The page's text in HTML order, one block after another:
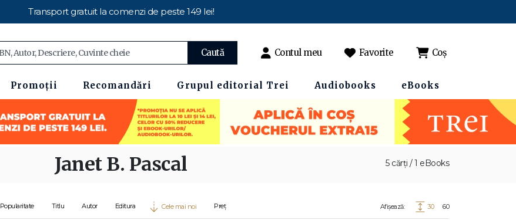
Transport gratuit la comenzi de peste 149 lei!
Caută Contul meu Favorite Coș
Promoții Recomandări Grupul editorial Trei Audiobooks eBooks
5 cărți / 1 eBooks
Janet B. Pascal
Popularitate Titlu Autor Editura Cele mai noi Preț Afișează: 30 60